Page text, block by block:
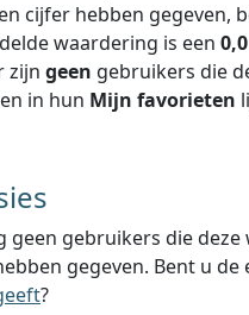
cijfer hebben gegeven,
waardering is een 0,0
zijn geen gebruikers die
in hun Mijn favorieten
geen gebruikers die deze
gegeven. Bent u de
?